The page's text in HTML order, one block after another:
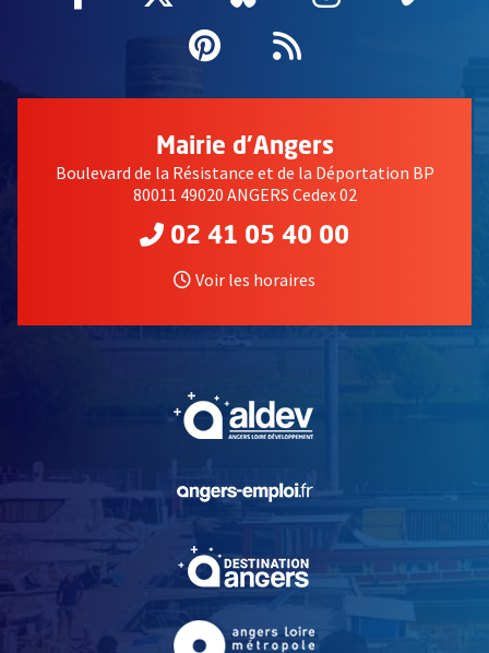
Pinterest
, Ouvre une
Flux RSS
Mairie d'Angers
Boulevard de la Résistance et de la Déportation BP
80011 49020 ANGERS Cedex 02
02 41 05 40 00
Voir les horaires
, Ouvre une nouvelle
, Ouvre une nouvelle